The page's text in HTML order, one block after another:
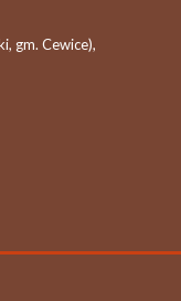
gm. Cewice),